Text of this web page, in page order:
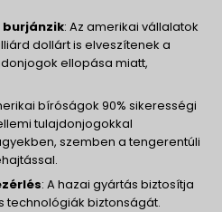
burjánzik: Az amerikai vállalatok
dollárt is elveszítenek a
ellopása miatt,
bíróságok 90% sikerességi
tulajdonjogokkal
szemben a tengerentúli
: A hazai gyártás biztosítja
technológiák biztonságát.